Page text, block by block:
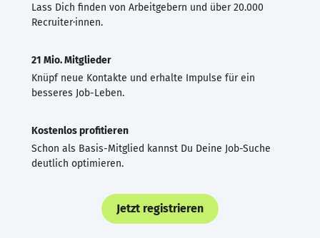
Lass Dich finden von Arbeitgebern und über 20.000
Recruiter·innen.
21 Mio. Mitglieder
Knüpf neue Kontakte und erhalte Impulse für ein
besseres Job-Leben.
Kostenlos profitieren
Schon als Basis-Mitglied kannst Du Deine Job-Suche
deutlich optimieren.
Jetzt registrieren